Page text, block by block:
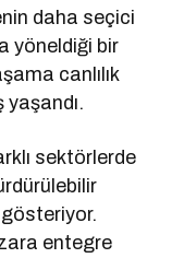
daha seçici
yöneldiği bir
canlılık
sektörlerde
entegre